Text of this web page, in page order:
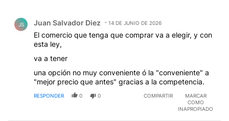
JS Juan Salvador Diez 14 DE JUNIO DE 2026
El comercio que tenga que comprar va a elegir, y con
esta ley,
va a tener
una opción no muy conveniente ó la "conveniente" a
"mejor precio que antes" gracias a la competencia.
RESPONDER 0 0 COMPARTIR
MARCAR
COMO
INAPROPIADO